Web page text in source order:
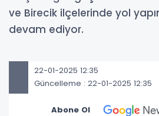
ve Birecik ilçelerinde yol
devam ediyor.
22-01-2025 12:35
Güncelleme : 22-01-2025 12:35
Abone Ol